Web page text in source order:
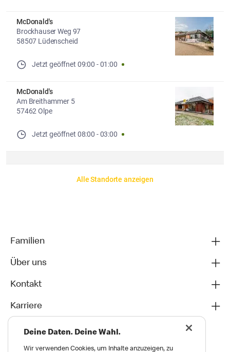
McDonald's
Brockhauser Weg 97
58507 Lüdenscheid
Jetzt geöffnet 09:00 -01:00
McDonald's
Am Breithammer 5
57462 Olpe
Jetzt geöffnet 08:00 -03:00
Alle Standorte anzeigen
Familien
Über uns
Kontakt
Karriere
Deine Daten. Deine Wahl.
Wir verwenden Cookies, um Inhalte anzuzeigen, zu